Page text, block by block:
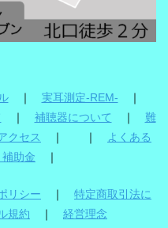
｜ 実耳測定-REM- ｜
｜ 補聴器について ｜ 難
クセス ｜ ｜
よくある
助金 ｜
リシー ｜ 特定商取引法に
規約 ｜ 経営理念